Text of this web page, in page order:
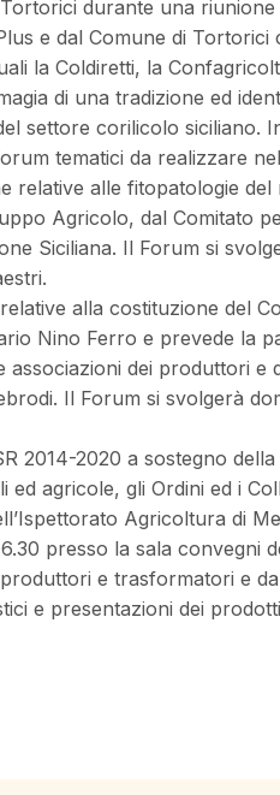
durante una
e dal Comune di Tortorici
la Coldiretti, la
di una tradizione ed
settore corilicolo siciliano.
tematici da realizzare
alle fitopatologie del
Agricolo, dal Comitato
Siciliana. Il Forum si
alla costituzione del
Nino Ferro e prevede la
dei produttori e
Il Forum si svolgerà
2014-2020 a sostegno
agricole, gli Ordini ed i
Agricoltura di
presso la sala convegni
e trasformatori e
e presentazioni dei